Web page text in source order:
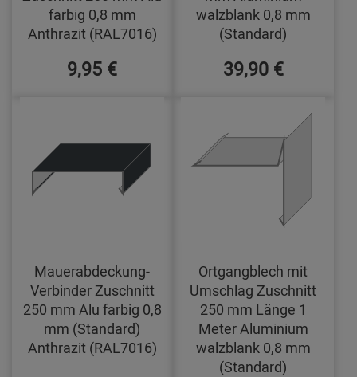
farbig 0,8 mm
Anthrazit (RAL7016)
9,95 €
walzblank 0,8 mm
(Standard)
39,90 €
Mauerabdeckung-
Verbinder Zuschnitt
250 mm Alu farbig 0,8
mm (Standard)
Anthrazit (RAL7016)
Ortgangblech mit
Umschlag Zuschnitt
250 mm Länge 1
Meter Aluminium
walzblank 0,8 mm
(Standard)